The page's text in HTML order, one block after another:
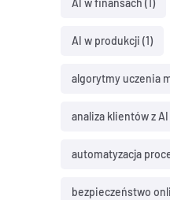
AI w finansach (1)
AI w produkcji (1)
algorytmy uczenia
analiza klientów z AI
automatyzacja
bezpieczeństwo